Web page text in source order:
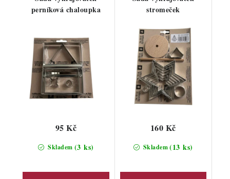
perníková chaloupka
Skladem (3 ks)
95 Kč
stromeček
Skladem(13 ks)
160 Kč